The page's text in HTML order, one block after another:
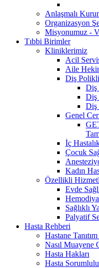
Anlaşmalı
Organizasyon
Misyonumuz -
Tıbbi Birimler
Kliniklerimiz
Acil
Aile
Diş
Diş
Diş
Diş
Genel
İç
Çocuk
Kadın
Özellikli
Evde
Sağlıklı
Palyatif
Hasta Rehberi
Hastane
Nasıl Muayene
Hasta Hakları
Hasta